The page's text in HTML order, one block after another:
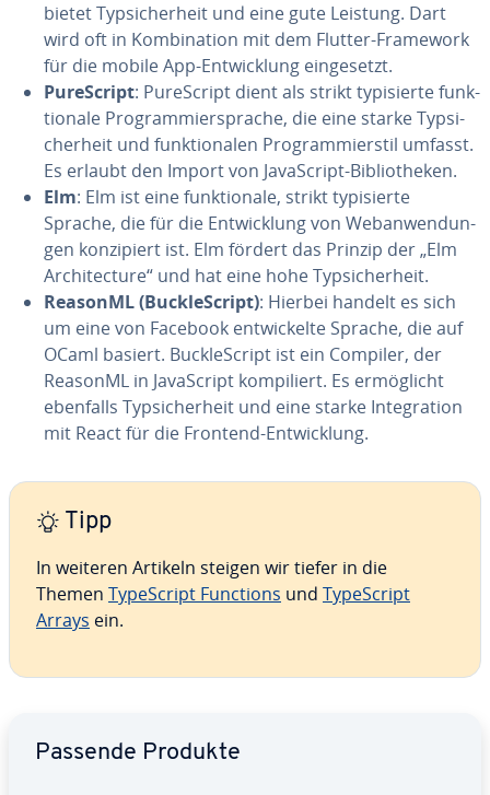
bietet Typ­si­cher­heit und eine gute Leistung. Dart
wird oft in Kom­bi­na­ti­on mit dem Flutter-Framework
für die mobile App-Ent­wick­lung ein­ge­setzt.
Pu­reScript: Pu­reScript dient als strikt ty­pi­sier­te funk­
tio­na­le Pro­gram­mier­spra­che, die eine starke Typ­si­
cher­heit und funk­tio­na­len Pro­gram­mier­stil umfasst.
Es erlaubt den Import von Ja­va­Script-Bi­blio­the­ken.
Elm: Elm ist eine funk­tio­na­le, strikt ty­pi­sier­te
Sprache, die für die Ent­wick­lung von Web­an­wen­dun­
gen kon­zi­piert ist. Elm fördert das Prinzip der „Elm
Ar­chi­tec­tu­re“ und hat eine hohe Typ­si­cher­heit.
ReasonML (Buck­le­Script): Hierbei handelt es sich
um eine von Facebook ent­wi­ckel­te Sprache, die auf
OCaml basiert. Buck­le­Script ist ein Compiler, der
ReasonML in Ja­va­Script kom­pi­liert. Es er­mög­licht
ebenfalls Typ­si­cher­heit und eine starke In­te­gra­ti­on
mit React für die Frontend-Ent­wick­lung.
Tipp
In weiteren Artikeln steigen wir tiefer in die
Themen Ty­pe­Script Functions und Ty­pe­Script
Arrays ein.
Passende Produkte